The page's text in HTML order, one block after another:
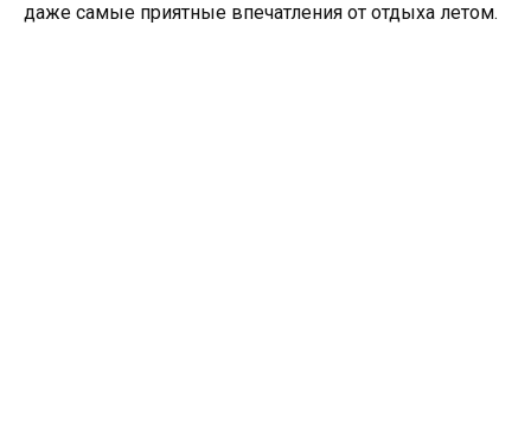
даже самые приятные впечатления от отдыха летом.